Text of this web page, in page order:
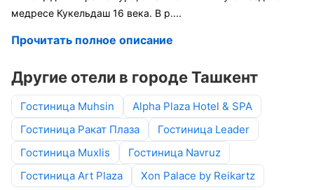
медресе Кукельдаш 16 века. В р....
Прочитать полное описание
Другие отели в городе Ташкент
Гостиница Muhsin
Alpha Plaza Hotel & SPA
Гостиница Ракат Плаза
Гостиница Leader
Гостиница Muxlis
Гостиница Navruz
Гостиница Art Plaza
Xon Palace by Reikartz